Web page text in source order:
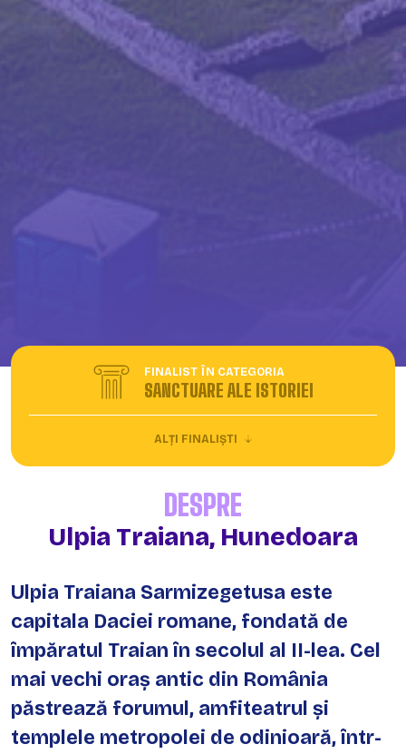
FINALIST ÎN CATEGORIA
SANCTUARE ALE ISTORIEI
ALȚI FINALIȘTI
DESPRE
Ulpia Traiana, Hunedoara
Ulpia Traiana Sarmizegetusa este
capitala Daciei romane, fondată de
împăratul Traian în secolul al II-lea. Cel
mai vechi oraș antic din România
păstrează forumul, amfiteatrul și
templele metropolei de odinioară, într-